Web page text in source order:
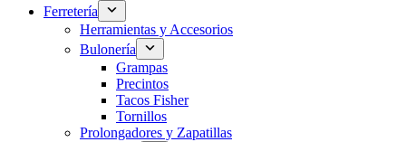
Ferretería
Herramientas y Accesorios
Bulonería
Grampas
Precintos
Tacos Fisher
Tornillos
Prolongadores y Zapatillas